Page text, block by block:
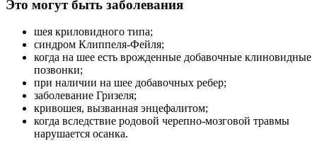
Это могут быть заболевания
шея криловидного типа;
синдром Клиппеля-Фейля;
когда на шее есть врожденные добавочные клиновидные
позвонки;
при наличии на шее добавочных ребер;
заболевание Гризеля;
кривошея, вызванная энцефалитом;
когда вследствие родовой черепно-мозговой травмы
нарушается осанка.